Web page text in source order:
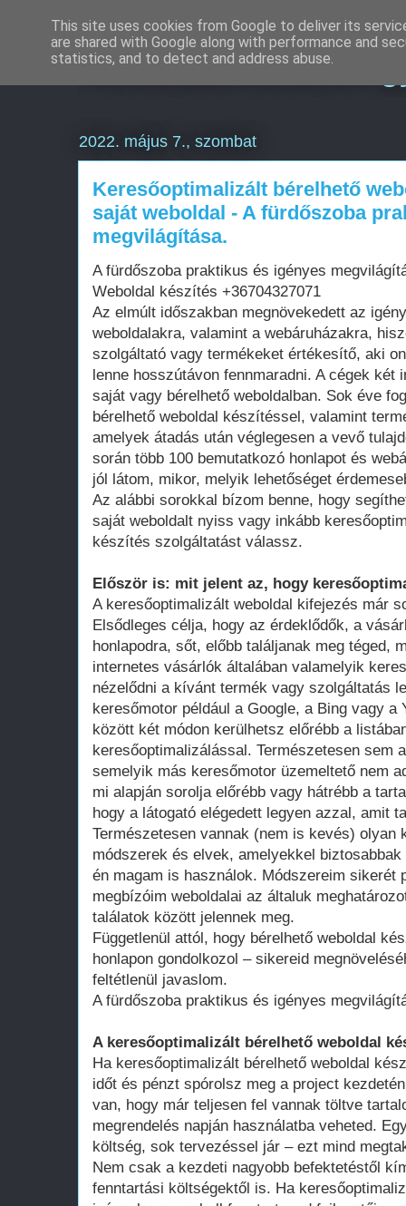
Weboldal készítés
2022. május 7., szombat
Keresőoptimalizált bérelhető
saját weboldal - A fürdőszoba
megvilágítása.
A fürdőszoba praktikus és igényes
Weboldal készítés +36704327071
Az elmúlt időszakban megnövekedett az
weboldalakra, valamint a webáruházakra,
szolgáltató vagy termékeket értékesítő, aki
lenne hosszútávon fennmaradni. A cégek két
saját vagy bérelhető weboldalban. Sok éve
bérelhető weboldal készítéssel, valamint
amelyek átadás után véglegesen a vevő
során több 100 bemutatkozó honlapot és
jól látom, mikor, melyik lehetőséget
Az alábbi sorokkal bízom benne, hogy
saját weboldalt nyiss vagy inkább
készítés szolgáltatást válassz.
Először is: mit jelent az, hogy
A keresőoptimalizált weboldal kifejezés már
Elsődleges célja, hogy az érdeklődők, a
honlapodra, sőt, előbb találjanak meg téged,
internetes vásárlók általában valamelyik
nézelődni a kívánt termék vagy szolgáltatás
keresőmotor például a Google, a Bing vagy a
között két módon kerülhetsz előrébb a
keresőoptimalizálással. Természetesen sem
semelyik más keresőmotor üzemeltető nem
mi alapján sorolja előrébb vagy hátrébb a
hogy a látogató elégedett legyen azzal, amit
Természetesen vannak (nem is kevés) olyan
módszerek és elvek, amelyekkel
én magam is használok. Módszereim sikerét
megbízóim weboldalai az általuk
találatok között jelennek meg.
Függetlenül attól, hogy bérelhető weboldal
honlapon gondolkozol – sikereid
feltétlenül javaslom.
A fürdőszoba praktikus és igényes
A keresőoptimalizált bérelhető weboldal
Ha keresőoptimalizált bérelhető weboldal
időt és pénzt spórolsz meg a project
van, hogy már teljesen fel vannak töltve
megrendelés napján használatba veheted.
költség, sok tervezéssel jár – ezt mind
Nem csak a kezdeti nagyobb befektetéstől
fenntartási költségektől is. Ha
This site uses cookies from Google to deliver its
are shared with Google along with performance and
statistics, and to detect and address abuse.